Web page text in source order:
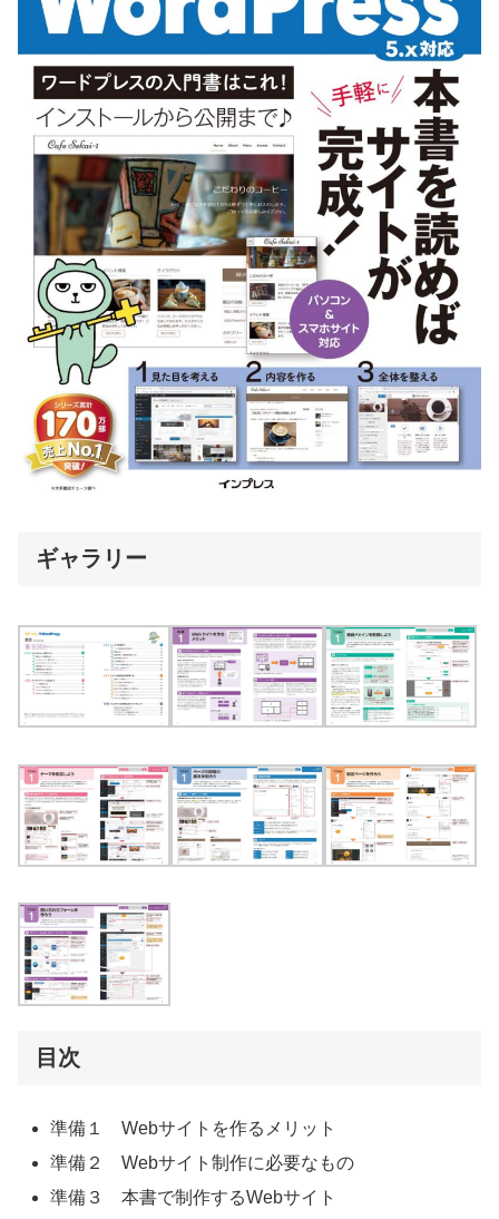
ギャラリー
目次
準備１ Webサイトを作るメリット
準備２ Webサイト制作に必要なもの
準備３ 本書で制作するWebサイト